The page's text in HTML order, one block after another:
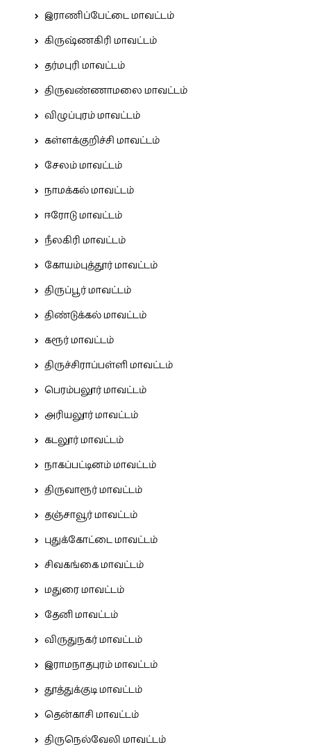
இராணிப்பேட்டை மாவட்டம்
கிருஷ்ணகிரி மாவட்டம்
தர்மபுரி மாவட்டம்
திருவண்ணாமலை மாவட்டம்
விழுப்புரம் மாவட்டம்
கள்ளக்குறிச்சி மாவட்டம்
சேலம் மாவட்டம்
நாமக்கல் மாவட்டம்
ஈரோடு மாவட்டம்
நீலகிரி மாவட்டம்
கோயம்புத்தூர் மாவட்டம்
திருப்பூர் மாவட்டம்
திண்டுக்கல் மாவட்டம்
கரூர் மாவட்டம்
திருச்சிராப்பள்ளி மாவட்டம்
பெரம்பலூர் மாவட்டம்
அரியலூர் மாவட்டம்
கடலூர் மாவட்டம்
நாகப்பட்டினம் மாவட்டம்
திருவாரூர் மாவட்டம்
தஞ்சாவூர் மாவட்டம்
புதுக்கோட்டை மாவட்டம்
சிவகங்கை மாவட்டம்
மதுரை மாவட்டம்
தேனி மாவட்டம்
விருதுநகர் மாவட்டம்
இராமநாதபுரம் மாவட்டம்
தூத்துக்குடி மாவட்டம்
தென்காசி மாவட்டம்
திருநெல்வேலி மாவட்டம்